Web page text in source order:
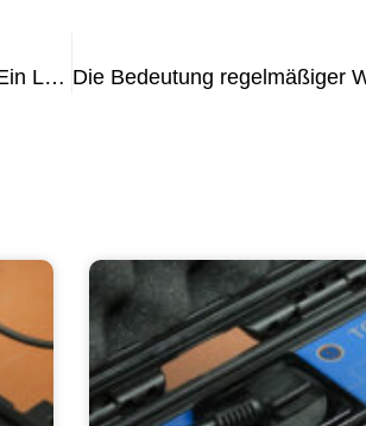
Die Bedeutung der Wartung fester Elektroinstallationen: Ein Leitfaden für Unternehmen